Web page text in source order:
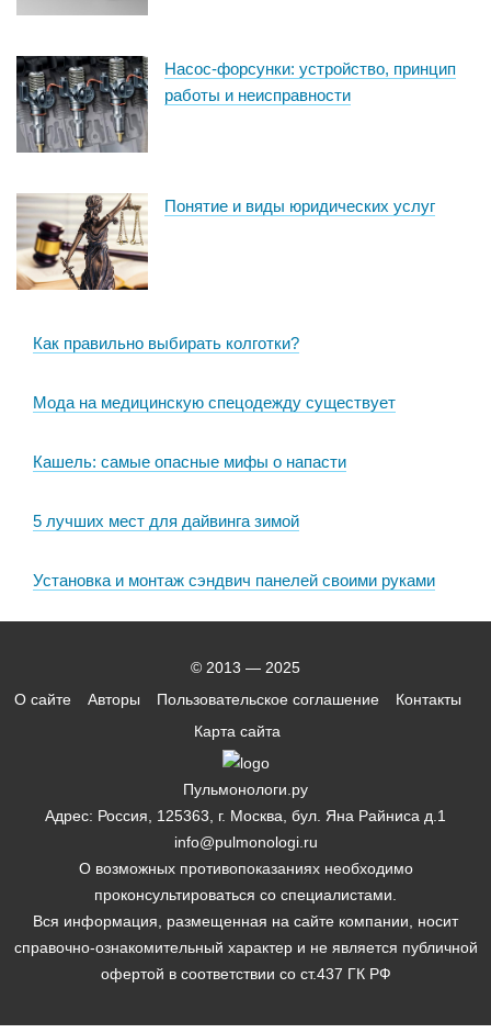
Насос-форсунки: устройство, принцип
работы и неисправности
Понятие и виды юридических услуг
Как правильно выбирать колготки?
Мода на медицинскую спецодежду существует
Кашель: самые опасные мифы о напасти
5 лучших мест для дайвинга зимой
Установка и монтаж сэндвич панелей своими руками
© 2013 — 2025
О сайте
Авторы Пользовательское соглашение
Контакты
Карта сайта
Пульмонологи.ру
Адрес: Россия, 125363, г. Москва, бул. Яна Райниса д.1
info@pulmonologi.ru
О возможных противопоказаниях необходимо
проконсультироваться со специалистами.
Вся информация, размещенная на сайте компании, носит
справочно-ознакомительный характер и не является публичной
офертой в соответствии со ст.437 ГК РФ